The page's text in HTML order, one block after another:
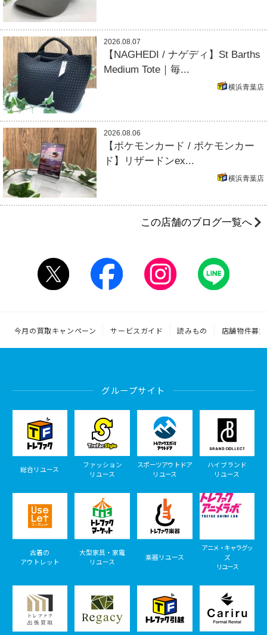
2026.08.07
【NAGHEDI / ナゲディ】St Barths
Medium Tote｜毎...
横浜青葉店
2026.08.06
【ポケモンカード / ポケモンカー
ド】リザードンex...
横浜青葉店
この店舗のブログ一覧へ
今月の買取キャンペーン サービスガイド 読みもの 店舗物件募集
グループサイト
総合リユース
ファッション
リユース
スポーツアウトドア
リユース
ハイブランド
リユース
古着の
アウトレット
大型家具・家電
リユース
楽器リユース
アニメ・キャラグッ
ズ
リユース